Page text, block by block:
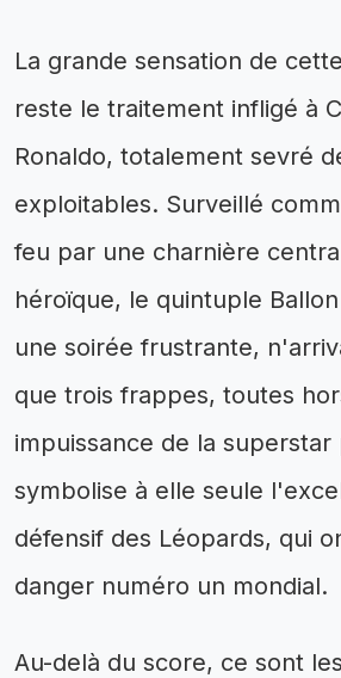
La grande sensation de
reste le traitement infligé à
Ronaldo, totalement sevré
exploitables. Surveillé
feu par une charnière
héroïque, le quintuple
une soirée frustrante,
que trois frappes, toutes
impuissance de la superstar
symbolise à elle seule
défensif des Léopards, qui
danger numéro un mondial.
Au-delà du score, ce sont